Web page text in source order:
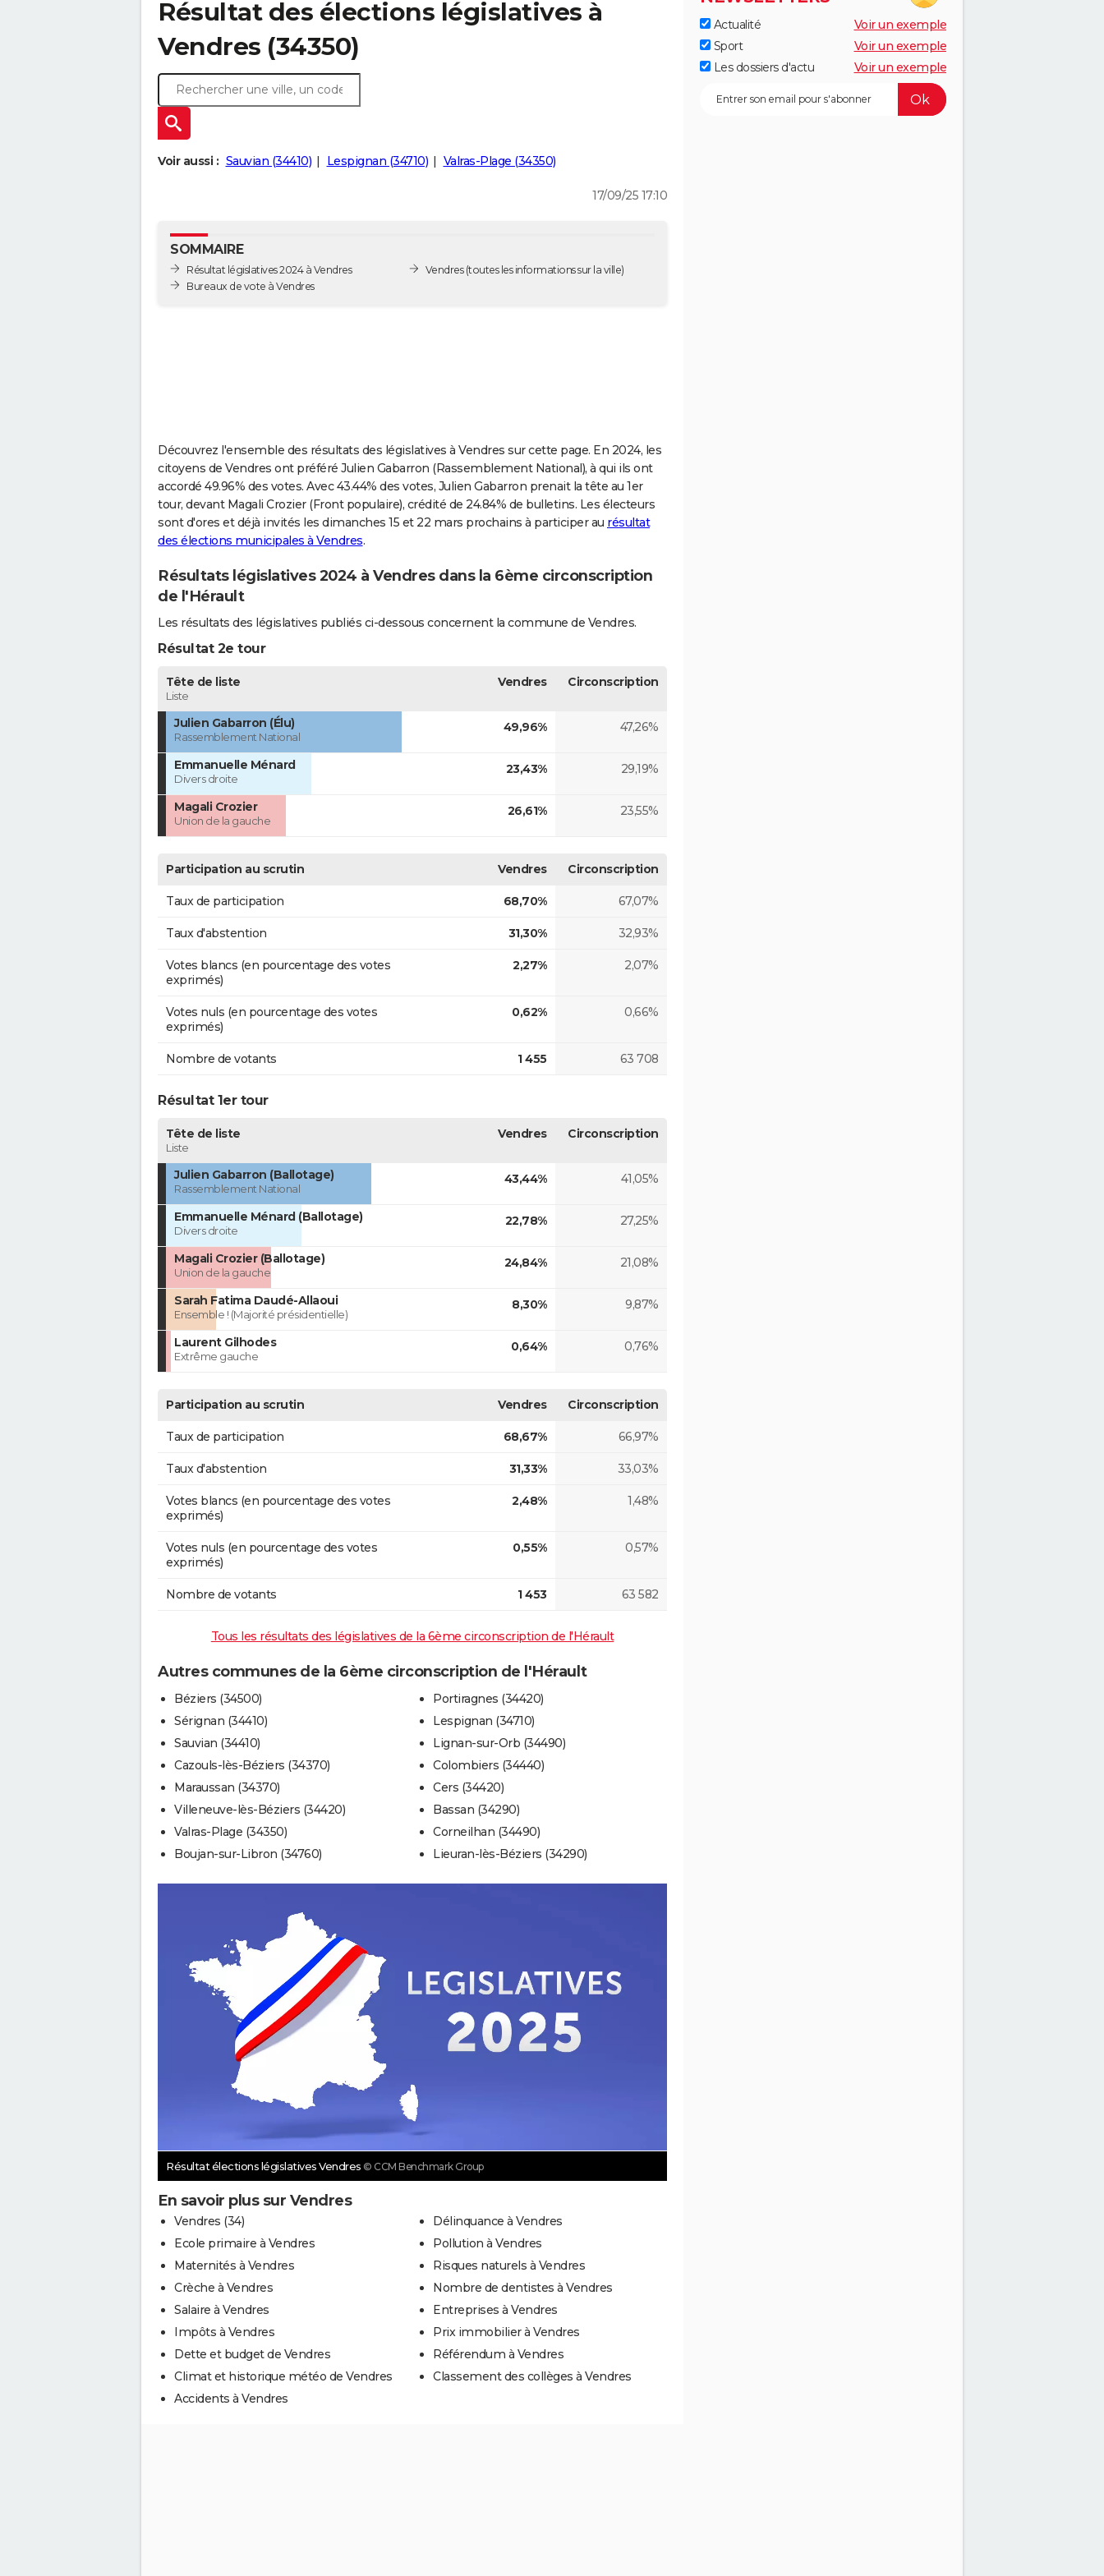
Résultat des élections législatives à
Vendres (34350)
Voir aussi : Sauvian (34410) Lespignan (34710) Valras-Plage (34350)
17/09/25 17:10
SOMMAIRE
Résultat législatives 2024 à Vendres
Bureaux de vote à Vendres
Vendres(toutes les informations sur la ville)
Découvrez l'ensemble des résultats des législatives à Vendres sur cette page. En 2024, les
citoyens de Vendres ont préféré Julien Gabarron (Rassemblement National), à qui ils ont
accordé 49.96% des votes. Avec 43.44% des votes, Julien Gabarron prenait la tête au 1er
tour, devant Magali Crozier (Front populaire), crédité de 24.84% de bulletins. Les électeurs
sont d'ores et déjà invités les dimanches 15 et 22 mars prochains à participer au résultat
des élections municipales à Vendres.
Résultats législatives 2024 à Vendres dans la 6ème circonscription
de l'Hérault
Les résultats des législatives publiés ci-dessous concernent la commune de Vendres.
Résultat 2e tour
Tête de liste
Liste
Vendres Circonscription
Julien Gabarron (Élu)
Rassemblement National
49,96% 47,26%
Emmanuelle Ménard
Divers droite
23,43% 29,19%
Magali Crozier
Union de la gauche
26,61% 23,55%
Participation au scrutin Vendres Circonscription
Taux de participation 68,70% 67,07%
Taux d'abstention 31,30% 32,93%
Votes blancs (en pourcentage des votes
exprimés)
2,27% 2,07%
Votes nuls (en pourcentage des votes
exprimés)
0,62% 0,66%
Nombre de votants 1 455 63 708
Résultat 1er tour
Tête de liste
Liste
Vendres Circonscription
Julien Gabarron (Ballotage)
Rassemblement National
43,44% 41,05%
Emmanuelle Ménard (Ballotage)
Divers droite
22,78% 27,25%
Magali Crozier (Ballotage)
Union de la gauche
24,84% 21,08%
Sarah Fatima Daudé-Allaoui
Ensemble ! (Majorité présidentielle)
8,30% 9,87%
Laurent Gilhodes
Extrême gauche
0,64% 0,76%
Participation au scrutin Vendres Circonscription
Taux de participation 68,67% 66,97%
Taux d'abstention 31,33% 33,03%
Votes blancs (en pourcentage des votes
exprimés)
2,48% 1,48%
Votes nuls (en pourcentage des votes
exprimés)
0,55% 0,57%
Nombre de votants 1 453 63 582
Tous les résultats des législatives de la 6ème circonscription de l'Hérault
Autres communes de la 6ème circonscription de l'Hérault
Béziers (34500)
Sérignan (34410)
Sauvian (34410)
Cazouls-lès-Béziers (34370)
Maraussan (34370)
Villeneuve-lès-Béziers (34420)
Valras-Plage (34350)
Boujan-sur-Libron (34760)
Portiragnes (34420)
Lespignan (34710)
Lignan-sur-Orb (34490)
Colombiers (34440)
Cers (34420)
Bassan (34290)
Corneilhan (34490)
Lieuran-lès-Béziers (34290)
Résultat élections législatives Vendres © CCM Benchmark Group
En savoir plus sur Vendres
Vendres (34)
Ecole primaire à Vendres
Maternités à Vendres
Crèche à Vendres
Salaire à Vendres
Impôts à Vendres
Dette et budget de Vendres
Climat et historique météo de Vendres
Accidents à Vendres
Délinquance à Vendres
Pollution à Vendres
Risques naturels à Vendres
Nombre de dentistes à Vendres
Entreprises à Vendres
Prix immobilier à Vendres
Référendum à Vendres
Classement des collèges à Vendres
Actualité
Voir un exemple
Sport
Voir un exemple
Les dossiers d'actu
Voir un exemple